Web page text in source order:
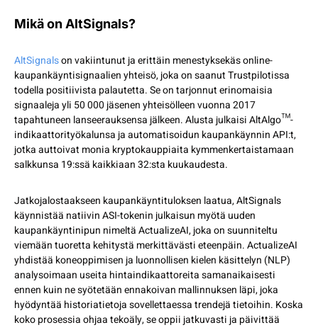
Mikä on AltSignals?
AltSignalson vakiintunut ja erittäin menestyksekäs online-
kaupankäyntisignaalien yhteisö, joka on saanut Trustpilotissa
todella positiivista palautetta. Se on tarjonnut erinomaisia
signaaleja yli 50 000 jäsenen yhteisölleen vuonna 2017
tapahtuneen lanseerauksensa jälkeen. Alusta julkaisi AltAlgo™-
indikaattorityökalunsa ja automatisoidun kaupankäynnin API:t,
jotka auttoivat monia kryptokauppiaita kymmenkertaistamaan
salkkunsa 19:ssä kaikkiaan 32:sta kuukaudesta.
Jatkojalostaakseen kaupankäyntituloksen laatua, AltSignals
käynnistää natiivin ASI-tokenin julkaisun myötä uuden
kaupankäyntinipun nimeltä ActualizeAI, joka on suunniteltu
viemään tuoretta kehitystä merkittävästi eteenpäin. ActualizeAI
yhdistää koneoppimisen ja luonnollisen kielen käsittelyn (NLP)
analysoimaan useita hintaindikaattoreita samanaikaisesti
ennen kuin ne syötetään ennakoivan mallinnuksen läpi, joka
hyödyntää historiatietoja sovellettaessa trendejä tietoihin. Koska
koko prosessia ohjaa tekoäly, se oppii jatkuvasti ja päivittää